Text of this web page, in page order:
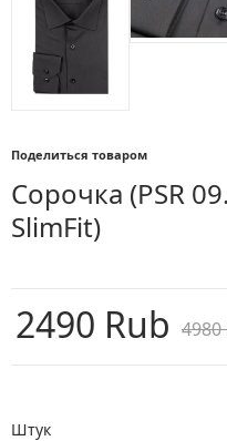
Поделиться товаром
Сорочка (PSR
SlimFit)
4980
2490 Rub
Штук